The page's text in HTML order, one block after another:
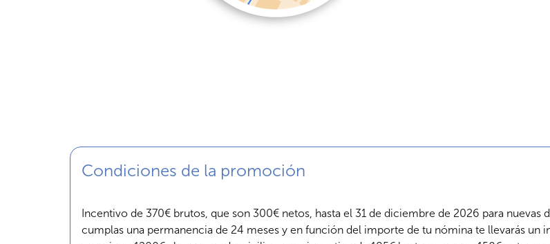
Condiciones de la promoción
Incentivo de 370€ brutos, que son 300€ netos, hasta el 31 de diciembre de 2026 para
cumplas una permanencia de 24 meses y en función del importe de tu nómina te llevarás